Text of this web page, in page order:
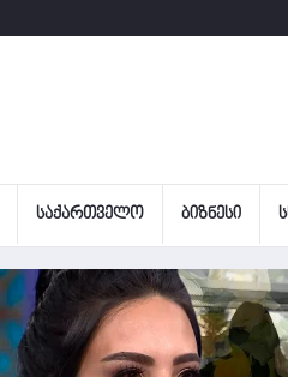
ᲡᲐᲥᲐᲠᲗᲕᲔᲚᲝ ᲑᲘᲖᲜᲔᲡᲘ